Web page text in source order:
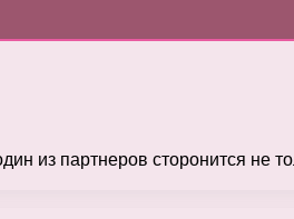
из партнеров сторонится